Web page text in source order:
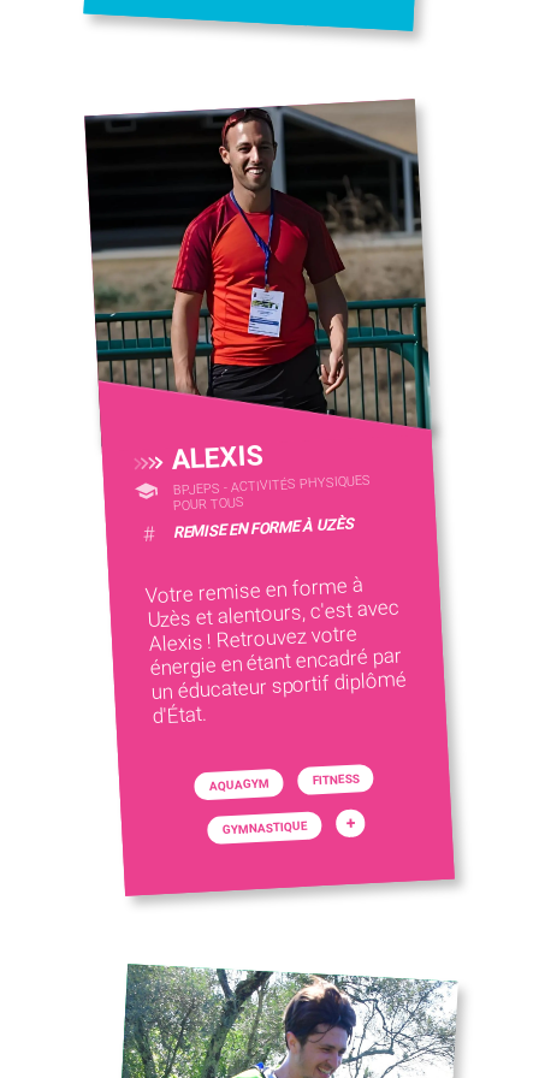
ALEXIS
BPJEPS - ACTIVITÉS PHYSIQUES
POUR TOUS
# REMISE EN FORME À UZÈS
Votre remise en forme à
Uzès et alentours, c'est avec
Alexis ! Retrouvez votre
énergie en étant encadré par
un éducateur sportif diplômé
d'État.
AQUAGYM FITNESS
GYMNASTIQUE +